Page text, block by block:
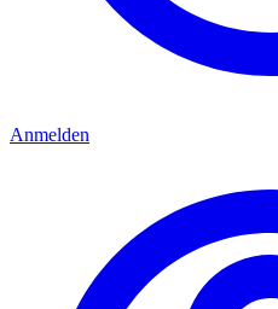
Anmelden